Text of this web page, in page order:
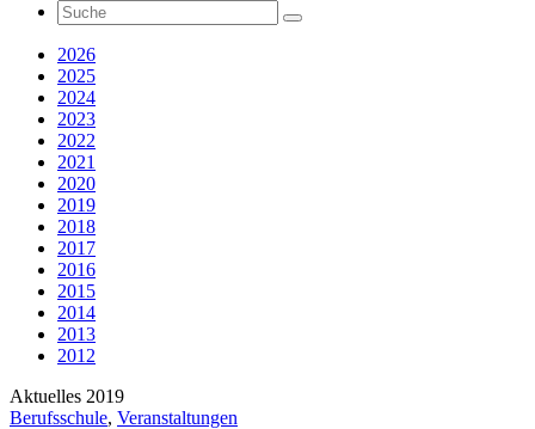
2026
2025
2024
2023
2022
2021
2020
2019
2018
2017
2016
2015
2014
2013
2012
Aktuelles 2019
Berufsschule, Veranstaltungen